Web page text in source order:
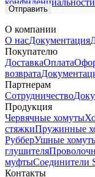
конфиденциальности
О компании
О насДокументация
Покупателю
ДоставкаОплата
возврата
Партнерам
Сотрудничество
Продукция
Червячные хомуты
стяжкиПружинные
РубберУшные
глушителя
муфтыСоединители
Контакты